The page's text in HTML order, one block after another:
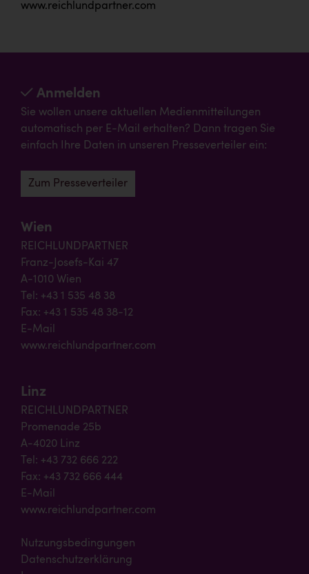
www.reichlundpartner.com
Anmelden
Sie wollen unsere aktuellen Medienmitteilungen
automatisch per E-Mail erhalten? Dann tragen Sie
einfach Ihre Daten in unseren Presseverteiler ein:
Zum Presseverteiler
Wien
REICHLUNDPARTNER
Franz-Josefs-Kai 47
A-1010 Wien
Tel: +43 1 535 48 38
Fax: +43 1 535 48 38-12
E-Mail
www.reichlundpartner.com
Linz
REICHLUNDPARTNER
Promenade 25b
A-4020 Linz
Tel: +43 732 666 222
Fax: +43 732 666 444
E-Mail
www.reichlundpartner.com
Nutzungsbedingungen
Datenschutzerklärung